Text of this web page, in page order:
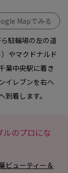
Mapでみる
駐輪場の左の道
やマクドナルド
葉中央駅に着き
イレブンを右へ
着します。
ルのプロにな
ビューティー＆